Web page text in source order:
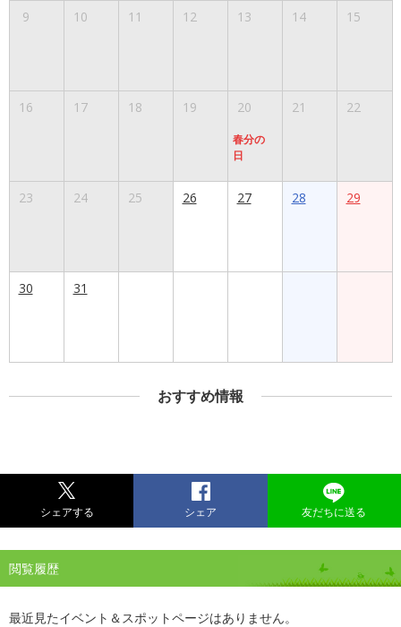
9 10 11 12 13 14 15
16 17 18 19 20
春分の
日
21 22
23 24 25 26 27 28 29
30 31
おすすめ情報
シェアする シェア 友だちに送る
閲覧履歴
最近見たイベント＆スポットページはありません。